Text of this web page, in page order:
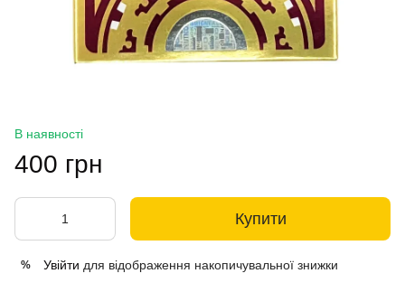
В наявності
400 грн
Купити
% Увійти для відображення накопичувальної знижки